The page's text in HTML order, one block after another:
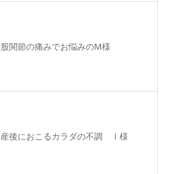
股関節の痛みでお悩みのM様
産後におこるカラダの不調 Ｉ様